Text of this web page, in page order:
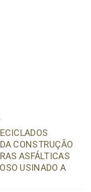
CONSTRUÇÃO
ASFÁLTICAS
USINADO A